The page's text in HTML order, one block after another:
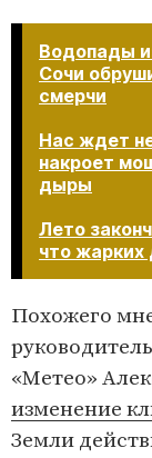
Водопады
Сочи
смерчи
Нас ждет
накроет
дыры
Лето
что жарких
Похожего
«Метео»
изменение
Земли